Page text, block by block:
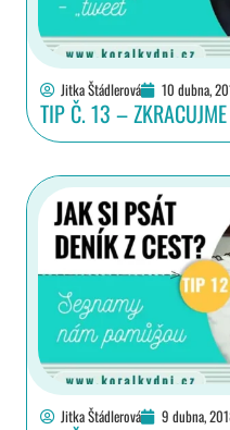
Jitka Štádlerová 10 dubna,
TIP Č. 13 –
Jitka Štádlerová 9 dubna,